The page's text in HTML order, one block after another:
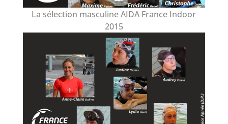
La sélection masculine AIDA France Indoor
2015